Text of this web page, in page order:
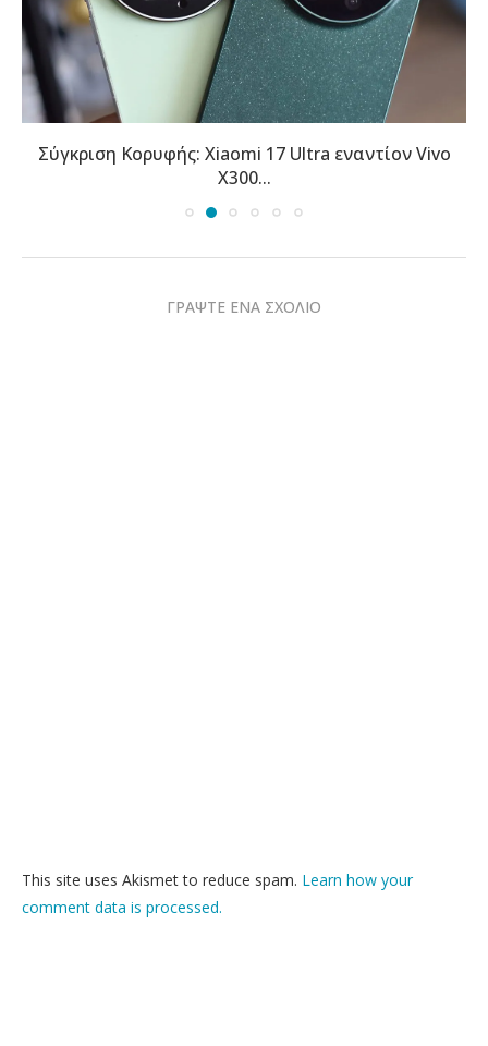
Σύγκριση Κορυφής: Xiaomi 17 Ultra εναντίον Vivo
X300...
ΓΡΑΨΤΕ ΕΝΑ ΣΧΟΛΙΟ
This site uses Akismet to reduce spam. Learn how your
comment data is processed.